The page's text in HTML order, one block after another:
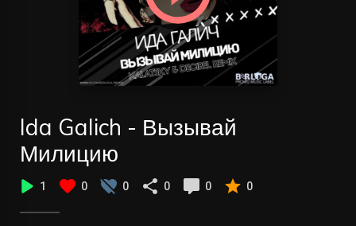
Ida Galich - Вызывай
Милицию
1 0 0 0 0 0